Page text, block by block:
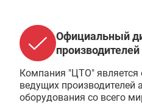
Официальный
производителей
Компания "ЦТО"
ведущих производителей
оборудования со всего